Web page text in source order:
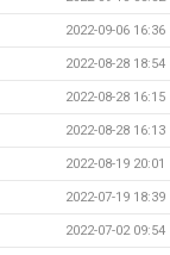
2022-09-06 16:36
2022-08-28 18:54
2022-08-28 16:15
2022-08-28 16:13
2022-08-19 20:01
2022-07-19 18:39
2022-07-02 09:54